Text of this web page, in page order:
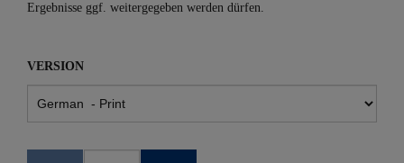
Ergebnisse ggf. weitergegeben werden dürfen.
VERSION